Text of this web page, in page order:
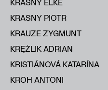
KRASNY ELKE
KRASNY PIOTR
KRAUZE ZYGMUNT
KRĘŻLIK ADRIAN
KRISTIÁNOVÁ KATARÍNA
KROH ANTONI